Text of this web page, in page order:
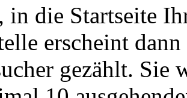
in die Startseite
erscheint
gezählt. Sie